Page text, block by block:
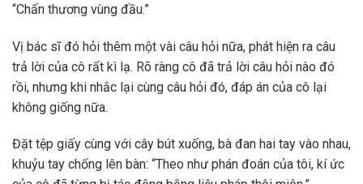
“Chấn thương vùng đầu.”
Vị bác sĩ đó hỏi thêm một vài câu hỏi nữa, phát hiện ra câu
trả lời của cô rất kì lạ. Rõ ràng cô đã trả lời câu hỏi nào đó
rồi, nhưng khi nhắc lại cùng câu hỏi đó, đáp án của cô lại
không giống nữa.
Đặt tệp giấy cùng với cây bút xuống, bà đan hai tay vào nhau,
khuỷu tay chống lên bàn: “Theo như phán đoán của tôi, kí ức